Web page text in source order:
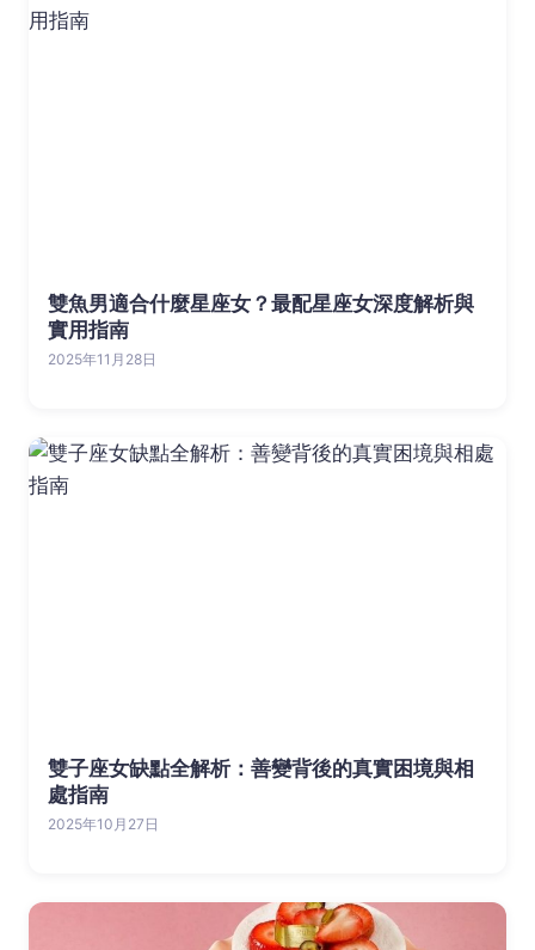
雙魚男適合什麼星座女？最配星座女深度解析與
實用指南
2025年11月28日
雙子座女缺點全解析：善變背後的真實困境與相
處指南
2025年10月27日